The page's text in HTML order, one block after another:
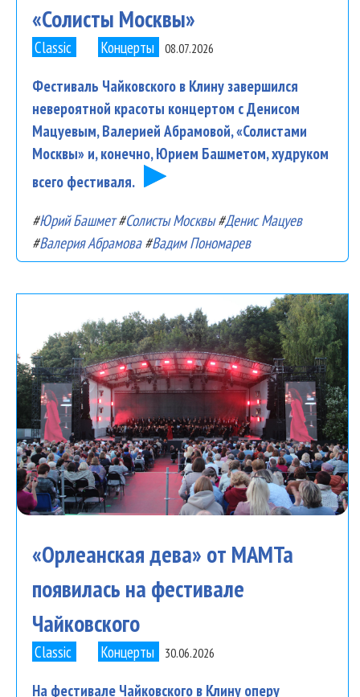
«Солисты Москвы»
Classic Концерты 08.07.2026
Фестиваль Чайковского в Клину завершился
невероятной красоты концертом с Денисом
Мацуевым, Валерией Абрамовой, «Солистами
Москвы» и, конечно, Юрием Башметом, худруком
всего фестиваля.
#Юрий Башмет#Солисты Москвы#Денис Мацуев
#Валерия Абрамова#Вадим Пономарев
«Орлеанская дева» от МАМТа
появилась на фестивале
Чайковского
Classic Концерты 30.06.2026
На фестивале Чайковского в Клину оперу